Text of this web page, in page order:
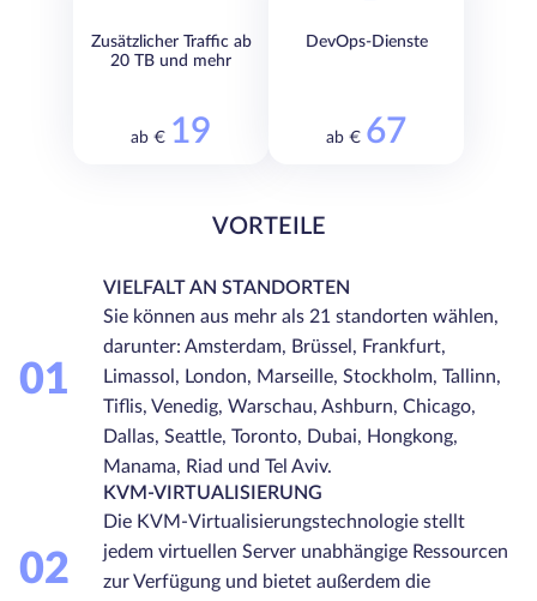
Zusätzlicher Traffic ab
20 TB und mehr
ab € 19
DevOps-Dienste
ab € 67
VORTEILE
01
VIELFALT AN STANDORTEN
Sie können aus mehr als 21 standorten wählen,
darunter: Amsterdam, Brüssel, Frankfurt,
Limassol, London, Marseille, Stockholm, Tallinn,
Tiflis, Venedig, Warschau, Ashburn, Chicago,
Dallas, Seattle, Toronto, Dubai, Hongkong,
Manama, Riad und Tel Aviv.
02
KVM-VIRTUALISIERUNG
Die KVM-Virtualisierungstechnologie stellt
jedem virtuellen Server unabhängige Ressourcen
zur Verfügung und bietet außerdem die